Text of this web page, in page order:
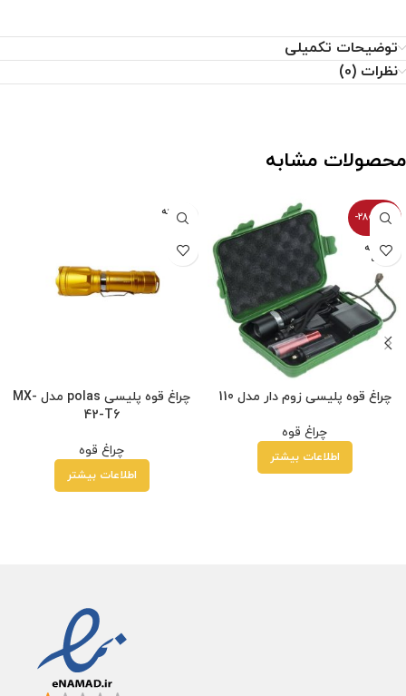
توضیحات تکمیلی
نظرات (0)
محصولات مشابه
-2800100%
فروخته
شده
چراغ قوه پلیسی زوم دار مدل 110
چراغ قوه
اطلاعات بیشتر
فروخته
شده
چراغ قوه پلیسی polas مدل MX-
42-T6
چراغ قوه
اطلاعات بیشتر